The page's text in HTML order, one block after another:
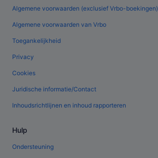
Algemene voorwaarden (exclusief Vrbo-boekingen)
Algemene voorwaarden van Vrbo
Toegankelijkheid
Privacy
Cookies
Juridische informatie/Contact
Inhoudsrichtlijnen en inhoud rapporteren
Hulp
Ondersteuning